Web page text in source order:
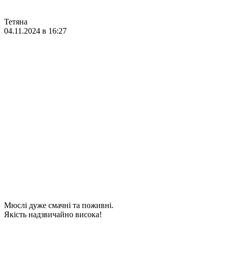
Тетяна
04.11.2024 в 16:27
Мюслі дуже смачні та поживні.
Якість надзвичайно висока!